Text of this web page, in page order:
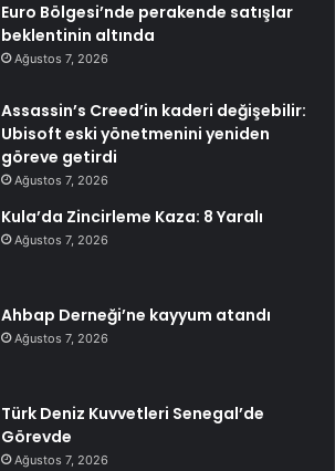
Euro Bölgesi’nde perakende satışlar
beklentinin altında
Ağustos 7, 2026
Assassin’s Creed’in kaderi değişebilir:
Ubisoft eski yönetmenini yeniden
göreve getirdi
Ağustos 7, 2026
Kula’da Zincirleme Kaza: 8 Yaralı
Ağustos 7, 2026
Ahbap Derneği’ne kayyum atandı
Ağustos 7, 2026
Türk Deniz Kuvvetleri Senegal’de
Görevde
Ağustos 7, 2026